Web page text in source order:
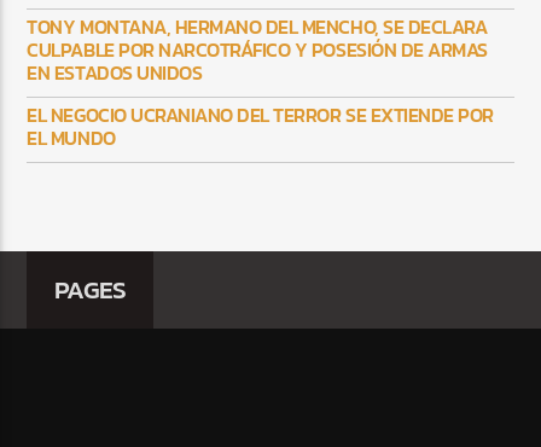
TONY MONTANA, HERMANO DEL MENCHO, SE DECLARA
CULPABLE POR NARCOTRÁFICO Y POSESIÓN DE ARMAS
EN ESTADOS UNIDOS
EL NEGOCIO UCRANIANO DEL TERROR SE EXTIENDE POR
EL MUNDO
PAGES